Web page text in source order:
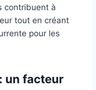
contribuent à
tout en créant
pour les
un facteur